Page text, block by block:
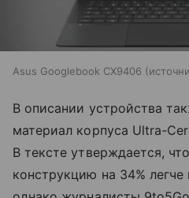
Asus Googlebook CX9406
В описании устройства
материал корпуса Ultra-
В тексте утверждается,
конструкцию на 34% легче